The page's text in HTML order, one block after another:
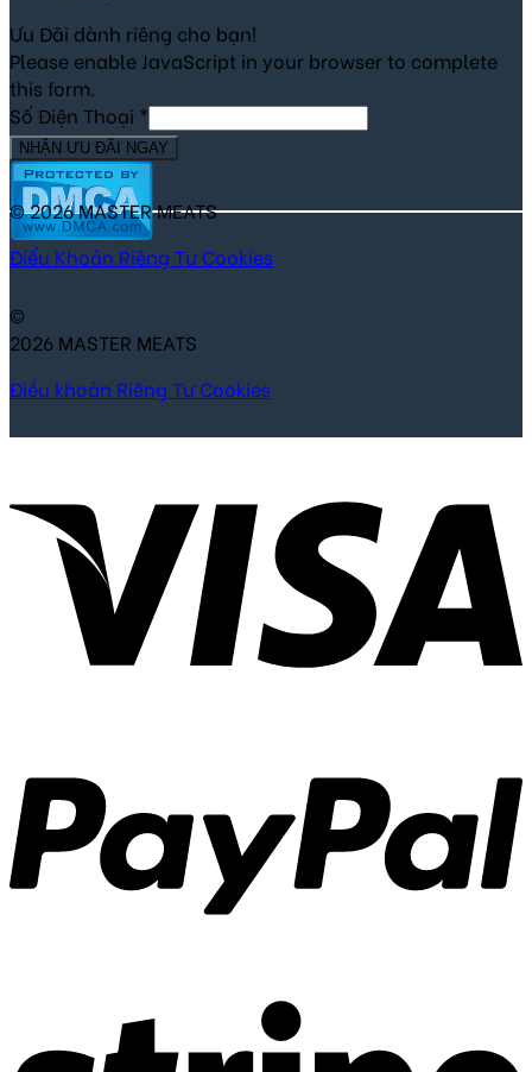
Ưu Đãi dành riêng cho bạn!
Please enable JavaScript in your browser to complete
this form.
Số Điện Thoại *
NHẬN ƯU ĐÃI NGAY
© 2026 MASTER MEATS
Điểu Khoản Riêng Tư Cookies
©
2026 MASTER MEATS
Điều khoản Riêng Tư Cookies